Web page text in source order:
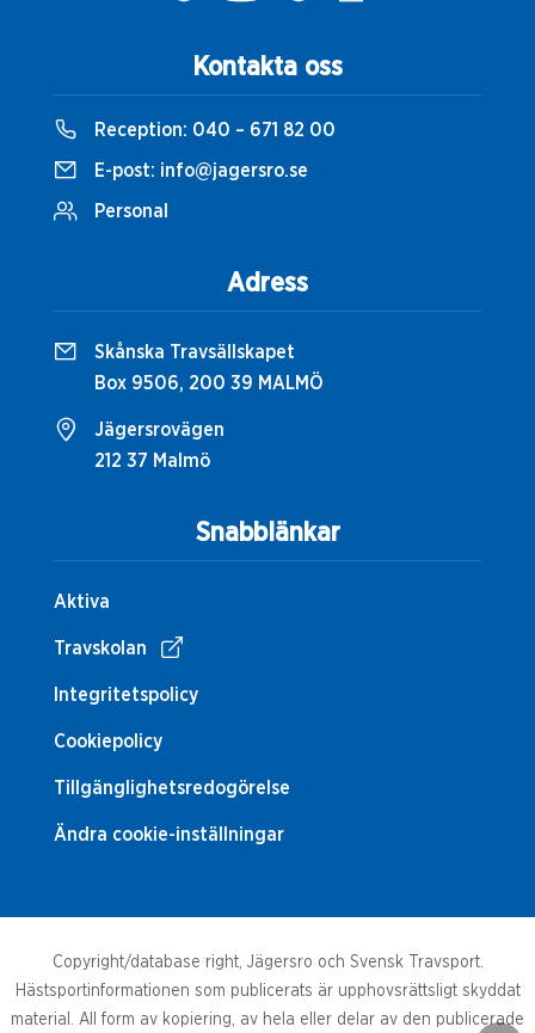
Snabblänkar
Aktiva
Travskolan
Integritetspolicy
Cookiepolicy
Tillgänglighetsredogörelse
Ändra cookie-inställningar
Kontakta oss
Reception: 040 – 671 82 00
E-post: info@jagersro.se
Personal
Adress
Skånska Travsällskapet
Box 9506, 200 39 MALMÖ
Jägersrovägen
212 37 Malmö
Copyright/database right, Jägersro och Svensk Travsport.
Hästsportinformationen som publicerats är upphovsrättsligt skyddat
material. All form av kopiering, av hela eller delar av den publicerade